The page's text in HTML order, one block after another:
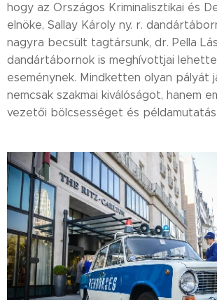
hogy az Országos Kriminalisztikai és
elnöke, Sallay Károly ny. r.
nagyra becsült tagtársunk, dr. Pella
dandártábornok is meghívottjai
eseménynek. Mindketten olyan pályát
nemcsak szakmai kiválóságot, hanem
vezetői bölcsességet és